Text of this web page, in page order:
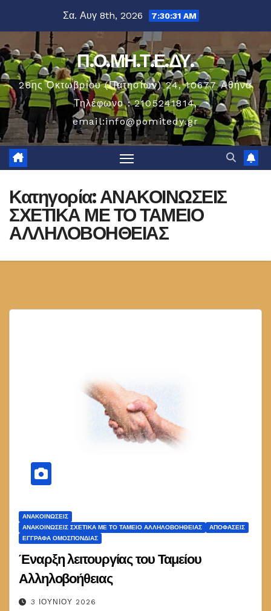
περιεχόμενο
Σα. Αυγ 8th, 2026 7:30:31 AM
Π.Ο.ΜΗ.Τ.Ε.ΔΥ.
28ης Οκτωβρίου (Πατησίων) 24, 10677 Aθήνα
Τηλέφωνο : 2105241814,
email:info@pomitedy.gr
Κατηγορία:ΑΝΑΚΟΙΝΩΣΕΙΣ
ΣΧΕΤΙΚΑ ΜΕ ΤΟ ΤΑΜΕΙΟ
ΑΛΛΗΛΟΒΟΗΘΕΙΑΣ
ΑΝΑΚΟΙΝΏΣΕΙΣ
ΑΝΑΚΟΙΝΩΣΕΙΣ ΣΧΕΤΙΚΑ ΜΕ ΤΟ ΤΑΜΕΙΟ ΑΛΛΗΛΟΒΟΗΘΕΙΑΣ
ΑΠΟΦΑΣΕΙΣ
ΕΓΓΡΑΦΑ ΟΜΟΣΠΟΝΔΙΑΣ
Έναρξη λειτουργίας του Ταμείου
Αλληλοβοήθειας
3 ΙΟΥΝΊΟΥ 2026